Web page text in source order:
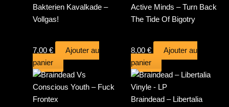
Bakterien Kavalkade –
Vollgas!
7,00 €
Ajouter au
panier
Active Minds – Turn Back
The Tide Of Bigotry
8,00 €
Ajouter au
panier
Vinyle - LP
Braindead – Libertalia